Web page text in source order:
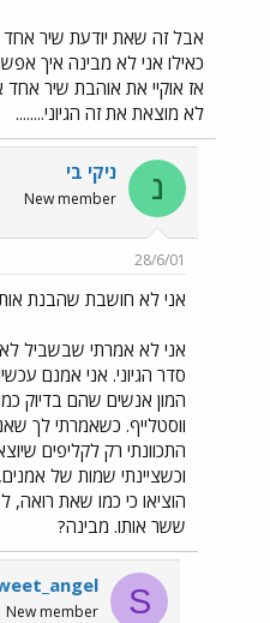
אבל זה שאת יודעת שיר
כאילו אני לא מבינה איך
אז אוקיי את אוהבת שיר אחד
לא מוצאת את זה הגיוני........
נ ניקי בי
New member
28/6/01
אני לא חושבת שהבנת
אני לא אמרתי שבשביל
סדר הגיוני. אני אמנם
המון אנשים שהם בדיוק
ווסטלייף. כשאמרתי לך
וכשציינתי שמות של
הוציאו כי כמו שאת
ששר אותו. מבינה?
S
New member